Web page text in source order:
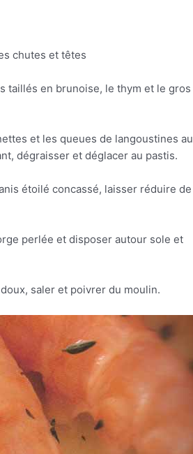
chutes et têtes
taillés en brunoise, le thym et le gros
et les queues de langoustines au
dégraisser et déglacer au pastis.
étoilé concassé, laisser réduire de
perlée et disposer autour sole et
saler et poivrer du moulin.